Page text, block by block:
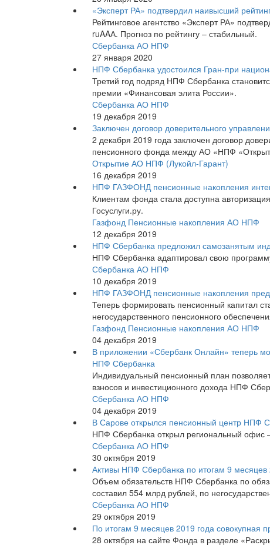
«Эксперт РА» подтвердил наивысший
Рейтинговое агентство «Эксперт РА»
ruAAА. Прогноз по рейтингу – стабильный.
Сбербанка АО НПФ
27 января 2020
НПФ Сбербанка удостоился Гран-при
Третий год подряд НПФ Сбербанка
премии «Финансовая элита России».
Сбербанка АО НПФ
19 декабря 2019
Заключен договор доверительного
2 декабря 2019 года заключен договор
пенсионного фонда между АО «НПФ
Открытие АО НПФ (Лукойл-Гарант)
16 декабря 2019
НПФ ГАЗФОНД пенсионные накопления
Клиентам фонда стала доступна
Госуслуги.ру.
Газфонд Пенсионные накопления АО НПФ
12 декабря 2019
НПФ Сбербанка предложил самозанятым
НПФ Сбербанка адаптировал свою
Сбербанка АО НПФ
10 декабря 2019
НПФ ГАЗФОНД пенсионные накопления
Теперь формировать пенсионный капитал
негосударственного пенсионного
Газфонд Пенсионные накопления АО НПФ
04 декабря 2019
В приложении «Сбербанк Онлайн» теперь
НПФ Сбербанка
Индивидуальный пенсионный план
взносов и инвестиционного дохода НПФ
Сбербанка АО НПФ
04 декабря 2019
В Сарове открылся пенсионный центр НПФ
НПФ Сбербанка открыл региональный офис
Сбербанка АО НПФ
30 октября 2019
Активы НПФ Сбербанка по итогам 9 месяцев
Объем обязательств НПФ Сбербанка по
составил 554 млрд рублей, по
Сбербанка АО НПФ
29 октября 2019
По итогам 9 месяцев 2019 года
28 октября на сайте Фонда в разделе